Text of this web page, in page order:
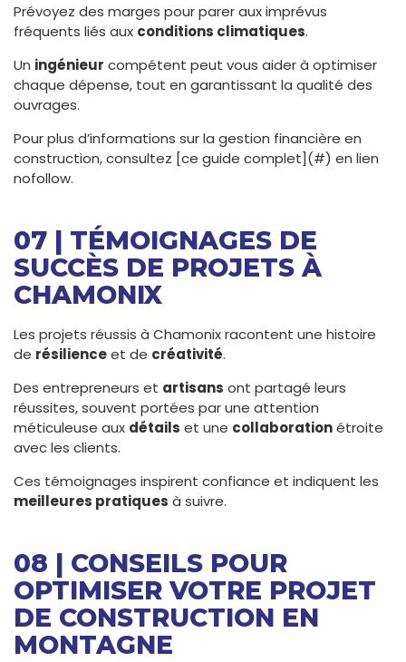
Prévoyez des marges pour parer aux imprévus
fréquents liés aux conditions climatiques.
Un ingénieur compétent peut vous aider à optimiser
chaque dépense, tout en garantissant la qualité des
ouvrages.
Pour plus d’informations sur la gestion financière en
construction, consultez [ce guide complet](#) en lien
nofollow.
07 | TÉMOIGNAGES DE
SUCCÈS DE PROJETS À
CHAMONIX
Les projets réussis à Chamonix racontent une histoire
de résilienceet de créativité.
Des entrepreneurs et artisans ont partagé leurs
réussites, souvent portées par une attention
méticuleuse aux détails et une collaborationétroite
avec les clients.
Ces témoignages inspirent confiance et indiquent les
meilleures pratiques à suivre.
08 | CONSEILS POUR
OPTIMISER VOTRE PROJET
DE CONSTRUCTION EN
MONTAGNE